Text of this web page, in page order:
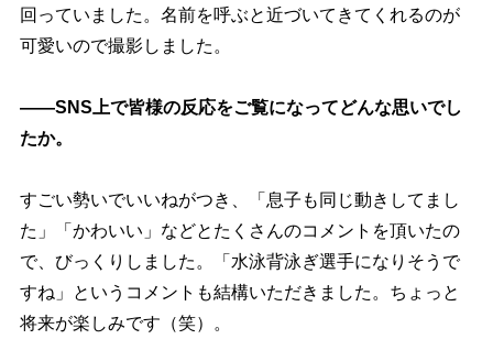
回っていました。名前を呼ぶと近づいてきてくれるのが
可愛いので撮影しました。
――SNS上で皆様の反応をご覧になってどんな思いでし
たか。
すごい勢いでいいねがつき、「息子も同じ動きしてまし
た」「かわいい」などとたくさんのコメントを頂いたの
で、びっくりしました。「水泳背泳ぎ選手になりそうで
すね」というコメントも結構いただきました。ちょっと
将来が楽しみです（笑）。